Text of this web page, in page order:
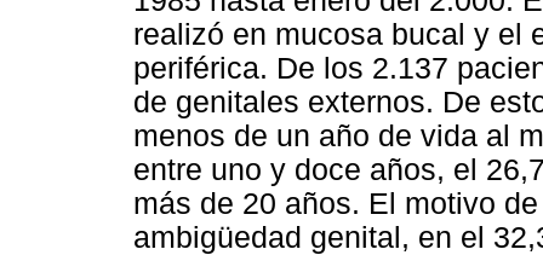
realizó en mucosa bucal y el
periférica. De los 2.137
de genitales externos. De
menos de un año de vida al
entre uno y doce años, el
más de 20 años. El motivo
ambigüedad genital, en el